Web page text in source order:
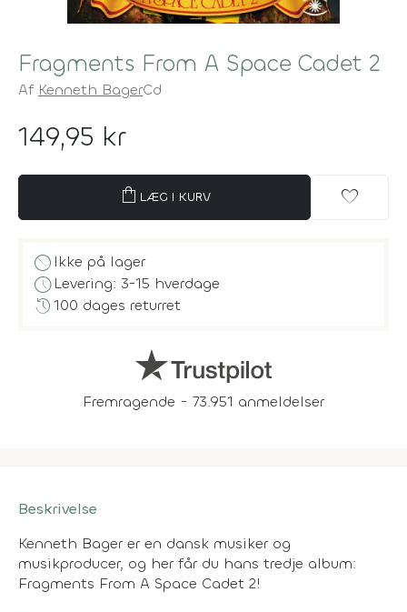
Fragments From A Space Cadet 2
Af Kenneth BagerCd
149,95 kr
shopping_bag LÆG I KURV favorite
block Ikke på lager
scheduleLevering: 3-15 hverdage
history100 dages returret
Fremragende - 73.951 anmeldelser
Beskrivelse
Kenneth Bager er en dansk musiker og
musikproducer, og her får du hans tredje album:
Fragments From A Space Cadet 2!